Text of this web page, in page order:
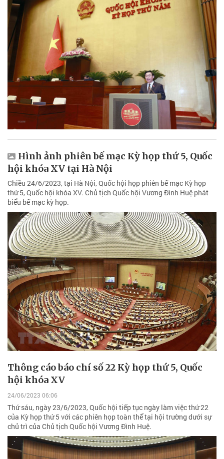
Hình ảnh phiên bế mạc Kỳ họp thứ 5, Quốc
hội khóa XV tại Hà Nội
Chiều 24/6/2023, tại Hà Nội, Quốc hội họp phiên bế mạc Kỳ họp
thứ 5, Quốc hội khóa XV. Chủ tịch Quốc hội Vương Đình Huệ phát
biểu bế mạc kỳ họp.
Thông cáo báo chí số 22 Kỳ họp thứ 5, Quốc
hội khóa XV
24/06/2023 06:06
Thứ sáu, ngày 23/6/2023, Quốc hội tiếp tục ngày làm việc thứ 22
của Kỳ họp thứ 5 với các phiên họp toàn thể tại hội trường dưới sự
chủ trì của Chủ tịch Quốc hội Vương Đình Huệ.